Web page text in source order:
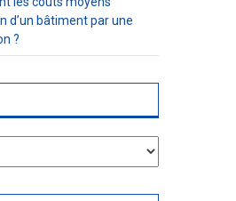
d’un bâtiment par une
?